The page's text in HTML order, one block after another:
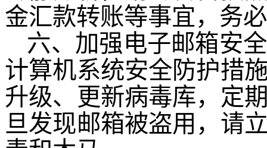
金汇款转账等事宜，务
六、加强电子邮箱安
计算机系统安全防护措
升级、更新病毒库，定
旦发现邮箱被盗用，请